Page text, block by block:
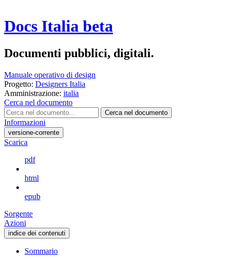
Docs Italia beta
Documenti pubblici, digitali.
Manuale operativo di design
Progetto: Designers Italia
Amministrazione: italia
Cerca nel documento
Cerca nel documento
Informazioni
versione-corrente
Scarica
pdf
html
epub
Sorgente
Azioni
indice dei contenuti
Sommario